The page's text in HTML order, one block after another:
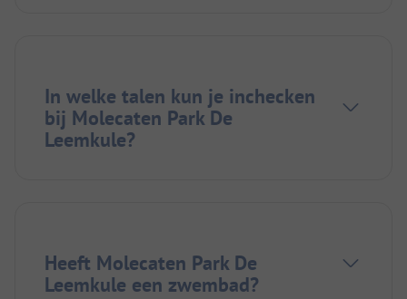
In welke talen kun je inchecken
bij Molecaten Park De
Leemkule?
Heeft Molecaten Park De
Leemkule een zwembad?